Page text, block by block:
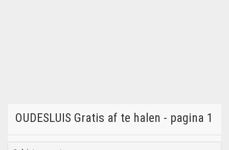
OUDESLUIS Gratis af te halen - pagina 1